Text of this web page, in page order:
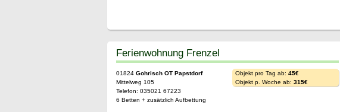
Ferienwohnung Frenzel
01824 Gohrisch OT Papstdorf
Mittelweg 105
Telefon: 035021 67223
6 Betten + zusätzlich Aufbettung
Objekt pro Tag ab: 45€
Objekt p. Woche ab: 315€